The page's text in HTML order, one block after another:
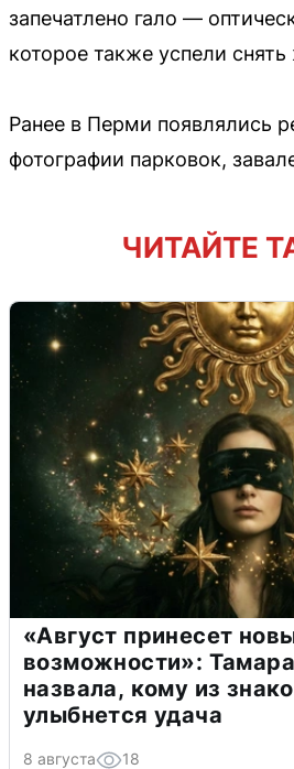
запечатлено гало —
которое также успели
Ранее в Перми появлялись
фотографии парковок,
ЧИТАЙТЕ
«Август принесет
возможности»:
назвала, кому из
улыбнется удача
8 августа 18